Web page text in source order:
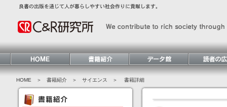
HOME ＞ 書籍紹介 ＞ サイエンス ＞ 書籍詳細